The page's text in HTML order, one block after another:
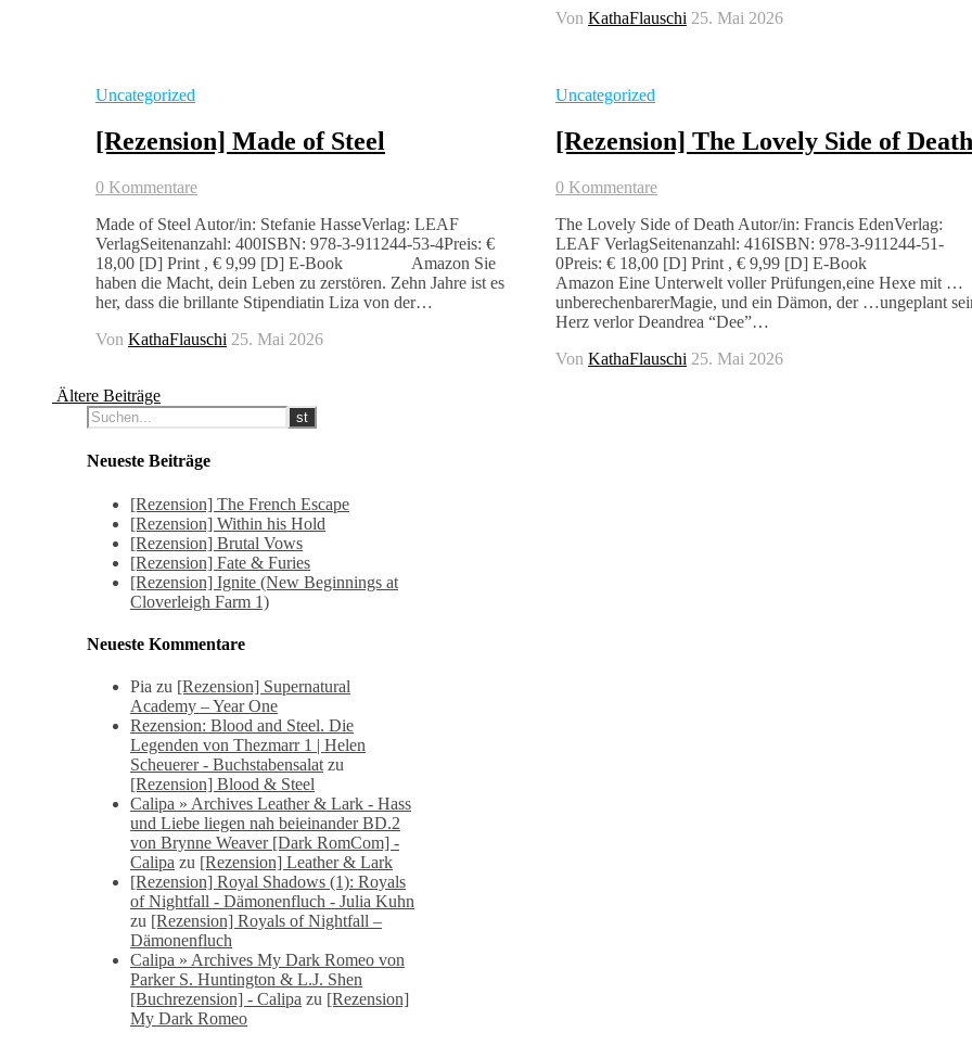
Von KathaFlauschi 25. Mai 2026
Uncategorized
[Rezension] Made of Steel
0 Kommentare
Made of Steel Autor/in: Stefanie HasseVerlag: LEAF
VerlagSeitenanzahl: 400ISBN: 978-3-911244-53-4Preis: €
18,00 [D] Print , € 9,99 [D] E-Book Amazon Sie
haben die Macht, dein Leben zu zerstören. Zehn Jahre ist es
her, dass die brillante Stipendiatin Liza von der…
Von KathaFlauschi 25. Mai 2026
Uncategorized
[Rezension] The Lovely Side of Death
0 Kommentare
The Lovely Side of Death Autor/in: Francis EdenVerlag:
LEAF VerlagSeitenanzahl: 416ISBN: 978-3-911244-51-
0Preis: € 18,00 [D] Print , € 9,99 [D] E-Book
Amazon Eine Unterwelt voller Prüfungen,eine Hexe mit …
unberechenbarerMagie, und ein Dämon, der …ungeplant
Herz verlor Deandrea “Dee”…
Von KathaFlauschi 25. Mai 2026
Ältere Beiträge
Neueste Beiträge
[Rezension] The French Escape
[Rezension] Within his Hold
[Rezension] Brutal Vows
[Rezension] Fate & Furies
[Rezension] Ignite (New Beginnings at
Cloverleigh Farm 1)
Neueste Kommentare
Pia zu [Rezension] Supernatural
Academy – Year One
Rezension: Blood and Steel. Die
Legenden von Thezmarr 1 | Helen
Scheuerer - Buchstabensalat zu
[Rezension] Blood & Steel
Calipa » Archives Leather & Lark - Hass
und Liebe liegen nah beieinander BD.2
von Brynne Weaver [Dark RomCom] -
Calipa zu [Rezension] Leather & Lark
[Rezension] Royal Shadows (1): Royals
of Nightfall - Dämonenfluch - Julia Kuhn
zu [Rezension] Royals of Nightfall –
Dämonenfluch
Calipa » Archives My Dark Romeo von
Parker S. Huntington & L.J. Shen
[Buchrezension] - Calipa zu [Rezension]
My Dark Romeo